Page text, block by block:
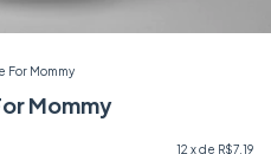
For Mommy
Mommy
12 x de R$7,19